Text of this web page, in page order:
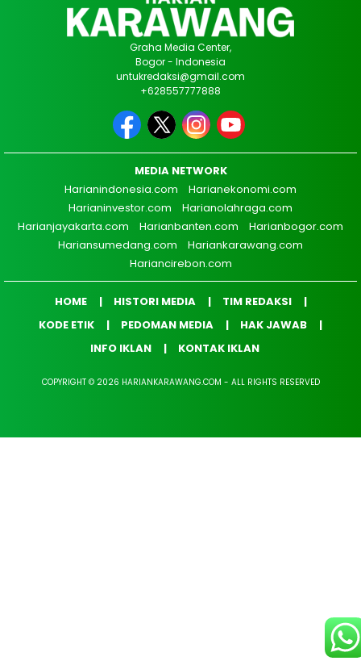
Graha Media Center,
Bogor - Indonesia
untukredaksi@gmail.com
+628557777888
MEDIA NETWORK
Harianindonesia.com
Harianekonomi.com
Harianinvestor.com
Harianolahraga.com
Harianjayakarta.com
Harianbanten.com
Harianbogor.com
Hariansumedang.com
Hariankarawang.com
Hariancirebon.com
HOME HISTORI MEDIA
TIM REDAKSI
KODE ETIK
PEDOMAN MEDIA
HAK JAWAB
INFO IKLAN
KONTAK IKLAN
COPYRIGHT © 2026 HARIANKARAWANG.COM - ALL RIGHTS RESERVED